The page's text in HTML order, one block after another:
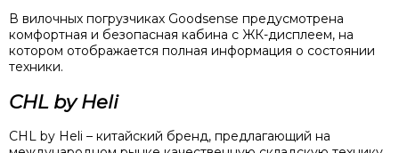
В вилочных погрузчиках Goodsense предусмотрена
комфортная и безопасная кабина с ЖК-дисплеем, на
котором отображается полная информация о состоянии
техники.
CHL by Heli
CHL by Heli – китайский бренд, предлагающий на